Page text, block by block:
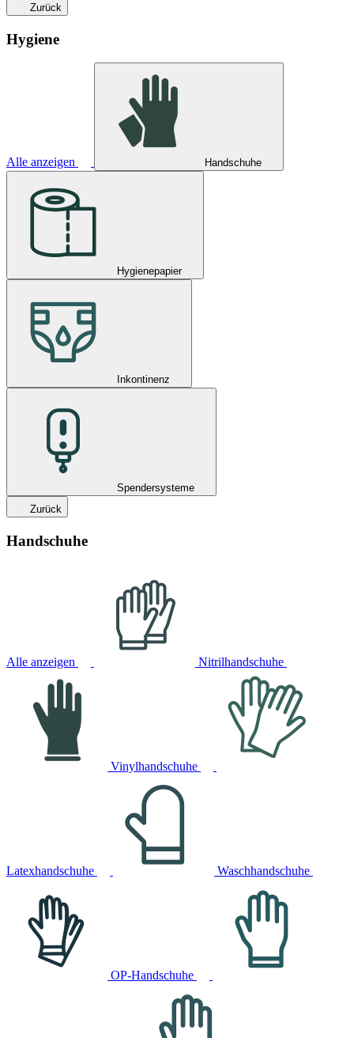
Zurück
Hygiene
Alle anzeigen Handschuhe
Hygienepapier
Inkontinenz
Spendersysteme
Zurück
Handschuhe
Alle anzeigen Nitrilhandschuhe
Vinylhandschuhe
Latexhandschuhe Waschhandschuhe
OP-Handschuhe